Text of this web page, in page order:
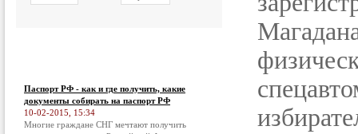
Паспорт РФ - как и где получить, какие
документы собирать на паспорт РФ
10-02-2015, 15:34
Многие граждане СНГ мечтают получить